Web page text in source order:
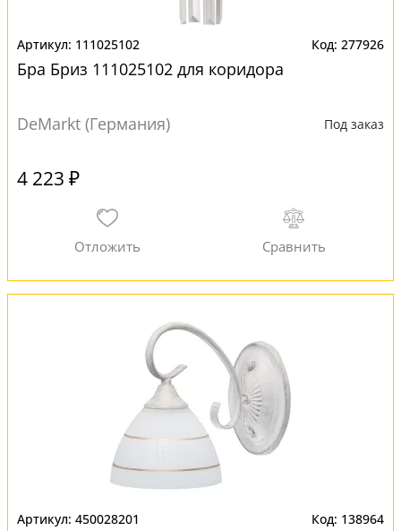
111025102 277926
Бра Бриз 111025102 для коридора
DeMarkt (Германия) Под заказ
4 223 ₽
450028201 138964